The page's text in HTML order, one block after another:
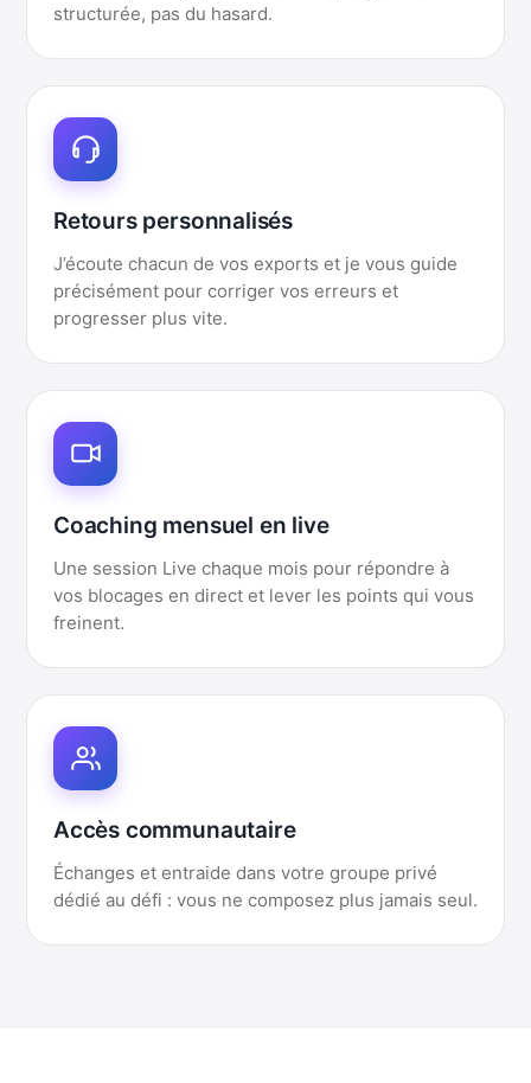
structurée, pas du hasard.
Retours personnalisés
J’écoute chacun de vos exports et je vous guide
précisément pour corriger vos erreurs et
progresser plus vite.
Coaching mensuel en live
Une session Live chaque mois pour répondre à
vos blocages en direct et lever les points qui vous
freinent.
Accès communautaire
Échanges et entraide dans votre groupe privé
dédié au défi : vous ne composez plus jamais seul.